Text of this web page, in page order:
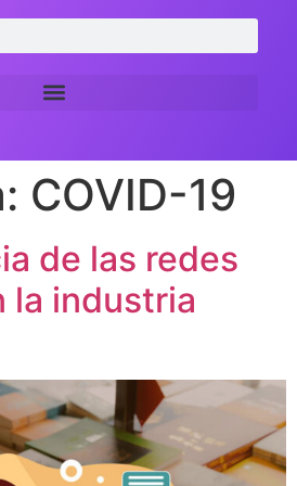
COVID-19
de las redes
la industria